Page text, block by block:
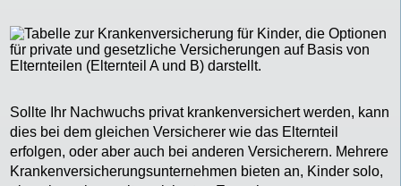
Sollte Ihr Nachwuchs privat krankenversichert werden, kann
dies bei dem gleichen Versicherer wie das Elternteil
erfolgen, oder aber auch bei anderen Versicherern. Mehrere
Krankenversicherungsunternehmen bieten an, Kinder solo,